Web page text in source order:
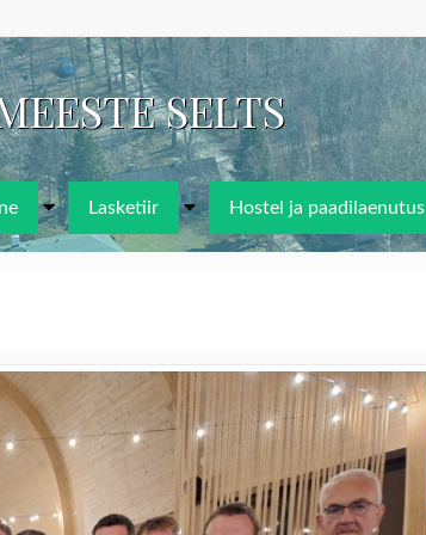
SELTS
Lasketiir Hostel ja paadilaenutus